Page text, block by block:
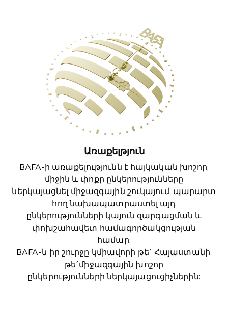
Առաքելթյուն
BAFA-ի առաքելությունն է հայկական խոշոր,
միջին և փոքր ընկերությունները
ներկայացնել միջազգային շուկայում, պարարտ
հող նախապատրաստել այդ
ընկերությունների կայուն զարգացման և
փոխշահավետ համագործակցության
համար:
BAFA-ն իր շուրջը կմիավորի թե´ Հայաստանի,
թե´միջազգային խոշոր
ընկերությունների ներկայացուցիչներին: